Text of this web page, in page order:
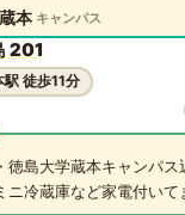
本 キャンパス
201
駅 徒歩11分
徳島大学蔵本キャンパス
ニ冷蔵庫など家電付いて